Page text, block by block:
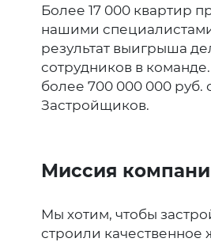
Более 17 000 квартир
нашими
результат выигрыша
сотрудников в
более 700 000 000 руб.
Застройщиков.
Миссия
Мы хотим, чтобы
строили качественное